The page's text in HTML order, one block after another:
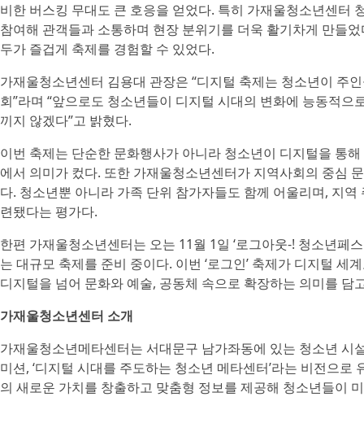
비한 버스킹 무대도 큰 호응을 얻었다. 특히 가재울청소년센터
참여해 관객들과 소통하며 현장 분위기를 더욱 활기차게 만들
두가 즐겁게 축제를 경험할 수 있었다.
가재울청소년센터 김용대 관장은 “디지털 축제는 청소년이 주
회”라며 “앞으로도 청소년들이 디지털 시대의 변화에 능동적
끼지 않겠다”고 밝혔다.
이번 축제는 단순한 문화행사가 아니라 청소년이 디지털을 통
에서 의미가 컸다. 또한 가재울청소년센터가 지역사회의 중심
다. 청소년뿐 아니라 가족 단위 참가자들도 함께 어울리며, 지
련됐다는 평가다.
한편 가재울청소년센터는 오는 11월 1일 ‘로그아웃-! 청소년페
는 대규모 축제를 준비 중이다. 이번 ‘로그인’ 축제가 디지털 세
디지털을 넘어 문화와 예술, 공동체 속으로 확장하는 의미를 담
가재울청소년센터 소개
가재울청소년메타센터는 서대문구 남가좌동에 있는 청소년 시
미션, ‘디지털 시대를 주도하는 청소년 메타센터’라는 비전으
의 새로운 가치를 창출하고 맞춤형 정보를 제공해 청소년들이